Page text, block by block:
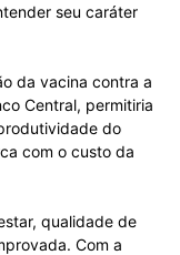
seu caráter
da vacina contra a
Central, permitiria
do
com o custo da
qualidade de
Com a